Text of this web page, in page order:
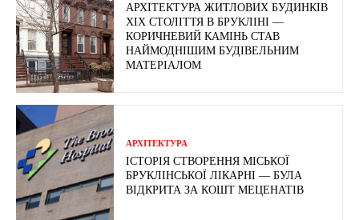
АРХІТЕКТУРА ЖИТЛОВИХ БУДИНКІВ
ХІХ СТОЛІТТЯ В БРУКЛІНІ —
КОРИЧНЕВИЙ КАМІНЬ СТАВ
НАЙМОДНІШИМ БУДІВЕЛЬНИМ
МАТЕРІАЛОМ
АРХІТЕКТУРА
ІСТОРІЯ СТВОРЕННЯ МІСЬКОЇ
БРУКЛІНСЬКОЇ ЛІКАРНІ — БУЛА
ВІДКРИТА ЗА КОШТ МЕЦЕНАТІВ